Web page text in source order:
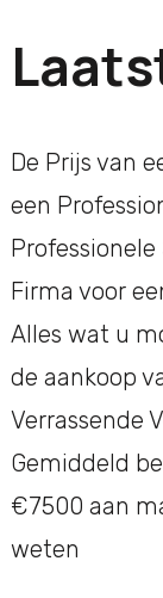
De Prijs van
een
Firma voor
Alles wat u
de aankoop
Verrassende
Gemiddeld
€7500 aan
weten